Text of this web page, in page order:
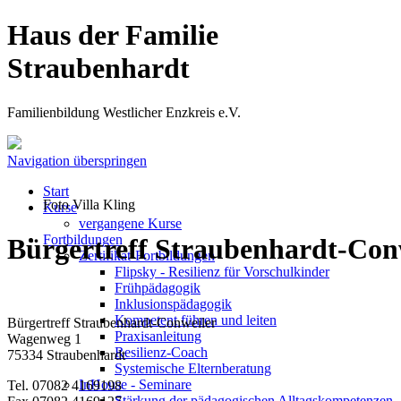
Haus der Familie
Straubenhardt
Familienbildung Westlicher Enzkreis e.V.
Navigation überspringen
Start
Kurse
vergangene Kurse
Fortbildungen
Zertifikat-Fortbildungen
Flipsky - Resilienz für Vorschulkinder
Frühpädagogik
Inklusionspädagogik
Kompetent führen und leiten
Praxisanleitung
Resilienz-Coach
Systemische Elternberatung
InHouse - Seminare
Foto Villa Kling
Bürgertreff Straubenhardt-
Bürgertreff Straubenhardt-Conweiler
Wagenweg 1
75334 Straubenhardt
Tel. 07082 4169198